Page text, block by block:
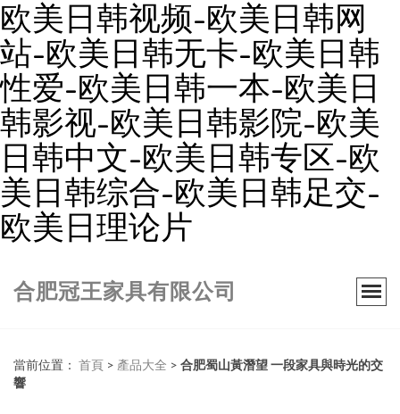
欧美日韩视频-欧美日韩网
站-欧美日韩无卡-欧美日韩
性爱-欧美日韩一本-欧美日
韩影视-欧美日韩影院-欧美
日韩中文-欧美日韩专区-欧
美日韩综合-欧美日韩足交-
欧美日理论片
合肥冠王家具有限公司
當前位置： 首頁 > 產品大全 > 合肥蜀山黃潛望 一段家具與時光的交
響